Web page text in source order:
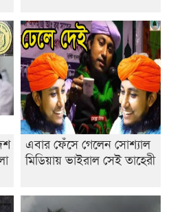
জয়
নিহত
আবিদের
এবার ফেঁসে গেলেন সোশ্যাল
মিডিয়ায় ভাইরাল সেই তাহেরী